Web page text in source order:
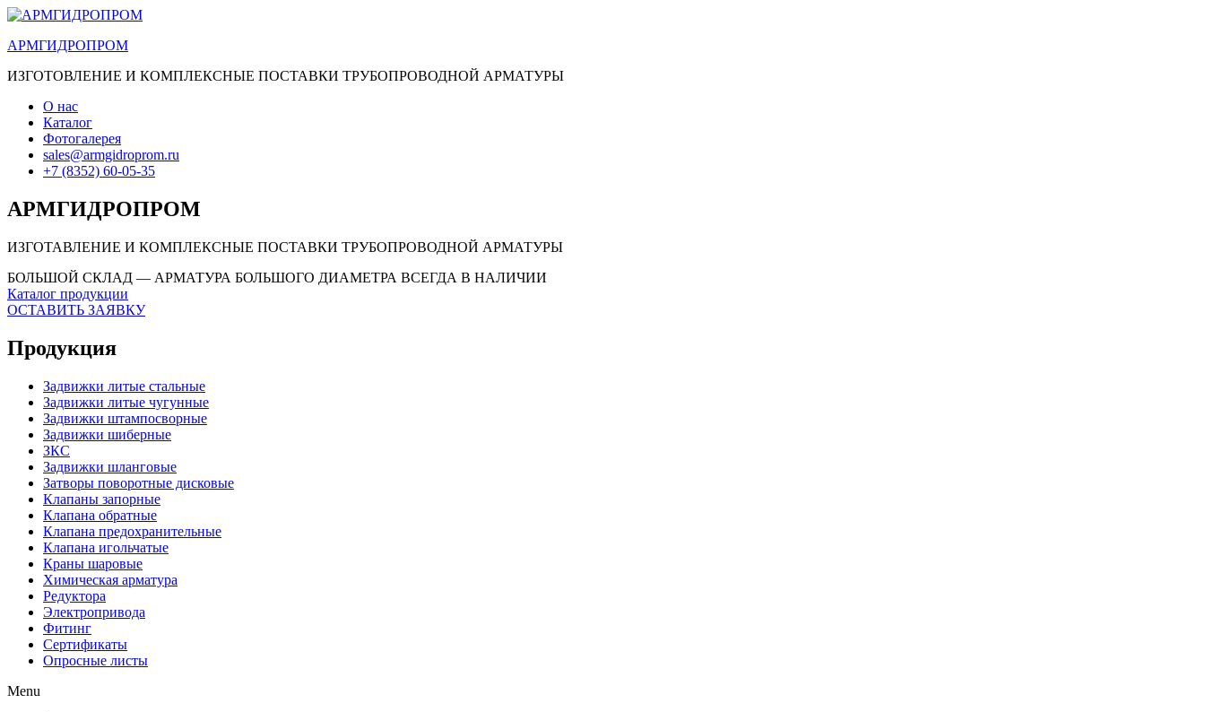
АРМГИДРОПРОМ
ИЗГОТОВЛЕНИЕ И КОМПЛЕКСНЫЕ ПОСТАВКИ ТРУБОПРОВОДНОЙ АРМАТУРЫ
О нас
Каталог
Фотогалерея
sales@armgidroprom.ru
+7 (8352) 60-05-35
АРМГИДРОПРОМ
ИЗГОТАВЛЕНИЕ И КОМПЛЕКСНЫЕ ПОСТАВКИ ТРУБОПРОВОДНОЙ АРМАТУРЫ
БОЛЬШОЙ СКЛАД — АРМАТУРА БОЛЬШОГО ДИАМЕТРА ВСЕГДА В НАЛИЧИИ
Каталог продукции
ОСТАВИТЬ ЗАЯВКУ
Продукция
Задвижки литые стальные
Задвижки литые чугунные
Задвижки штампосворные
Задвижки шиберные
ЗКС
Задвижки шланговые
Затворы поворотные дисковые
Клапаны запорные
Клапана обратные
Клапана предохранительные
Клапана игольчатые
Краны шаровые
Химическая арматура
Редуктора
Электропривода
Фитинг
Сертификаты
Опросные листы
Menu